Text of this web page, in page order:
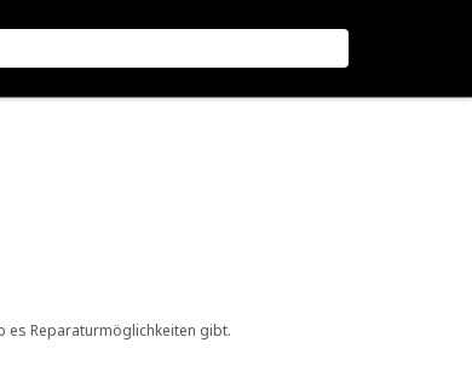
es Reparaturmöglichkeiten gibt.